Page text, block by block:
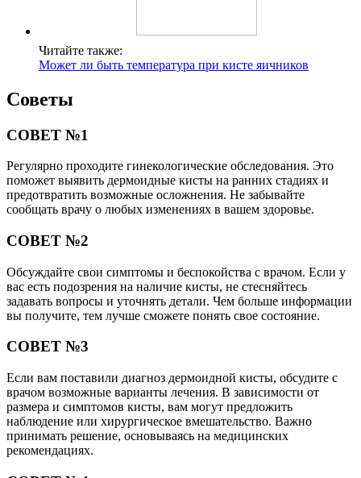
Читайте также:
Может ли быть температура при кисте яичников
Советы
СОВЕТ №1
Регулярно проходите гинекологические обследования. Это
поможет выявить дермоидные кисты на ранних стадиях и
предотвратить возможные осложнения. Не забывайте
сообщать врачу о любых изменениях в вашем здоровье.
СОВЕТ №2
Обсуждайте свои симптомы и беспокойства с врачом. Если у
вас есть подозрения на наличие кисты, не стесняйтесь
задавать вопросы и уточнять детали. Чем больше информации
вы получите, тем лучше сможете понять свое состояние.
СОВЕТ №3
Если вам поставили диагноз дермоидной кисты, обсудите с
врачом возможные варианты лечения. В зависимости от
размера и симптомов кисты, вам могут предложить
наблюдение или хирургическое вмешательство. Важно
принимать решение, основываясь на медицинских
рекомендациях.